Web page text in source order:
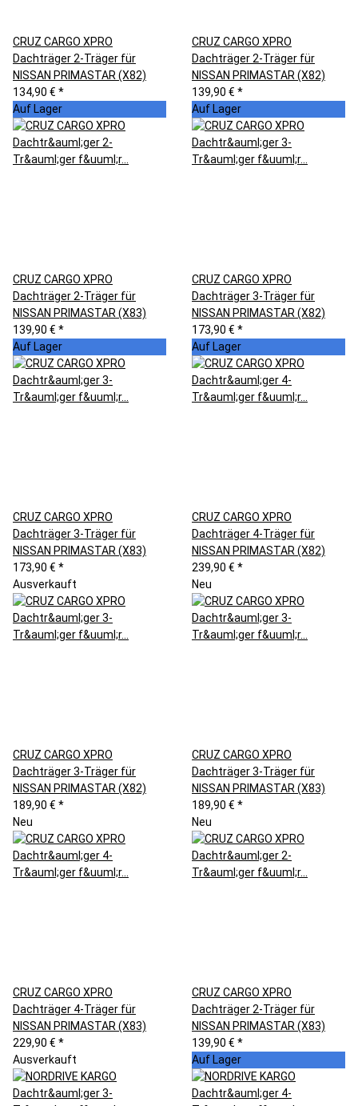
CRUZ CARGO XPRO
Dachträger 2-Träger für
NISSAN PRIMASTAR (X82)
134,90 € *
CRUZ CARGO XPRO
Dachträger 2-Träger für
NISSAN PRIMASTAR (X82)
139,90 € *
Auf Lager
CRUZ CARGO XPRO
Dachträger 2-Träger für
NISSAN PRIMASTAR (X83)
139,90 € *
Auf Lager
CRUZ CARGO XPRO
Dachträger 3-Träger für
NISSAN PRIMASTAR (X82)
173,90 € *
Auf Lager
CRUZ CARGO XPRO
Dachträger 3-Träger für
NISSAN PRIMASTAR (X83)
173,90 € *
Auf Lager
CRUZ CARGO XPRO
Dachträger 4-Träger für
NISSAN PRIMASTAR (X82)
239,90 € *
Ausverkauft
CRUZ CARGO XPRO
Dachträger 3-Träger für
NISSAN PRIMASTAR (X82)
189,90 € *
Neu
CRUZ CARGO XPRO
Dachträger 3-Träger für
NISSAN PRIMASTAR (X83)
189,90 € *
Neu
CRUZ CARGO XPRO
Dachträger 4-Träger für
NISSAN PRIMASTAR (X83)
229,90 € *
Neu
CRUZ CARGO XPRO
Dachträger 2-Träger für
NISSAN PRIMASTAR (X83)
139,90 € *
Ausverkauft
Auf Lager